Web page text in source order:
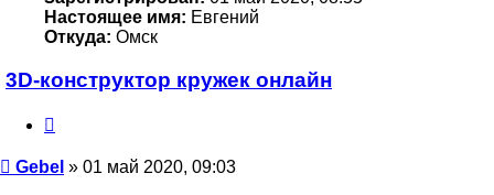
Настоящее имя: Евгений
Откуда: Омск
3D-конструктор кружек онлайн
Непрочитанное
Gebel » 01 май 2020, 09:03